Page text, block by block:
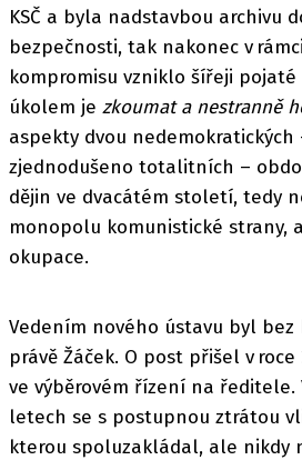
KSČ a byla nadstavbou archivu
bezpečnosti, tak nakonec v
kompromisu vzniklo šířeji pojaté
úkolem je zkoumat a nestranně
aspekty dvou nedemokratických
zjednodušeno totalitních –
dějin ve dvacátém století, tedy
monopolu komunistické strany,
okupace.
Vedením nového ústavu byl bez
právě Žáček. O post přišel v
ve výběrovém řízení na ředitele.
letech se s postupnou ztrátou
kterou spoluzakládal, ale nikdy